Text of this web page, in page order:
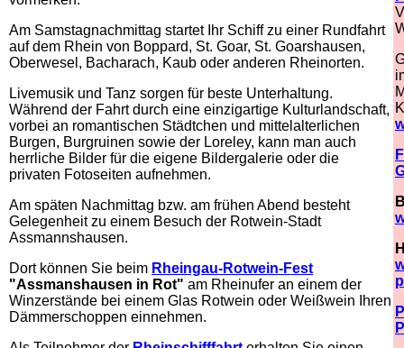
Am Samstagnachmittag startet Ihr Schiff zu einer Rundfahrt
auf dem Rhein von Boppard, St. Goar, St. Goarshausen,
Oberwesel, Bacharach, Kaub oder anderen Rheinorten.
Livemusik und Tanz sorgen für beste Unterhaltung.
Während der Fahrt durch eine einzigartige Kulturlandschaft,
vorbei an romantischen Städtchen und mittelalterlichen
Burgen, Burgruinen sowie der Loreley, kann man auch
herrliche Bilder für die eigene Bildergalerie oder die
privaten Fotoseiten aufnehmen.
Am späten Nachmittag bzw. am frühen Abend besteht
Gelegenheit zu einem Besuch der Rotwein-Stadt
Assmannshausen.
Dort können Sie beim Rheingau-Rotwein-Fest
"Assmanshausen in Rot" am Rheinufer an einem der
Winzerstände bei einem Glas Rotwein oder Weißwein Ihren
Dämmerschoppen einnehmen.